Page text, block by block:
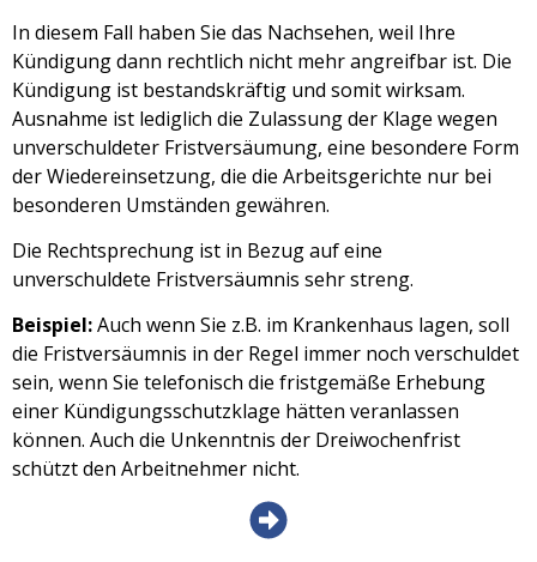
In diesem Fall haben Sie das Nachsehen, weil Ihre
Kündigung dann rechtlich nicht mehr angreifbar ist. Die
Kündigung ist bestandskräftig und somit wirksam.
Ausnahme ist lediglich die Zulassung der Klage wegen
unverschuldeter Fristversäumung, eine besondere Form
der Wiedereinsetzung, die die Arbeitsgerichte nur bei
besonderen Umständen gewähren.
Die Rechtsprechung ist in Bezug auf eine
unverschuldete Fristversäumnis sehr streng.
Beispiel:Auch wenn Sie z.B. im Krankenhaus lagen, soll
die Fristversäumnis in der Regel immer noch verschuldet
sein, wenn Sie telefonisch die fristgemäße Erhebung
einer Kündigungsschutzklage hätten veranlassen
können. Auch die Unkenntnis der Dreiwochenfrist
schützt den Arbeitnehmer nicht.